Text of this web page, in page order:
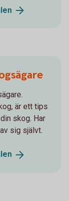
är ett tips
skog. Har
sig självt.